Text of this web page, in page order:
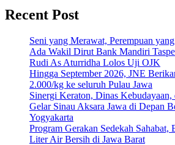
Recent Post
Seni yang Merawat, Perempuan
Ada Wakil Dirut Bank Mandiri
Rudi As Aturridha Lolos Uji OJK
Hingga September 2026, JNE
2.000/kg ke seluruh Pulau Jawa
Sinergi Keraton, Dinas Kebudayaan,
Gelar Sinau Aksara Jawa di Depan
Yogyakarta
Program Gerakan Sedekah
Liter Air Bersih di Jawa Barat